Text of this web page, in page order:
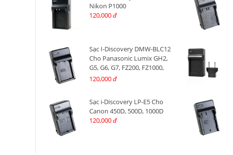
Nikon P1000
120,000 đ
Sạc I-Discovery DMW-BLC12
Cho Panasonic Lumix GH2,
G5, G6, G7, FZ200, FZ1000,
FZ2000, GX8, G80...
120,000 đ
Sạc i-Discovery LP-E5 Cho
Canon 450D, 500D, 1000D
120,000 đ